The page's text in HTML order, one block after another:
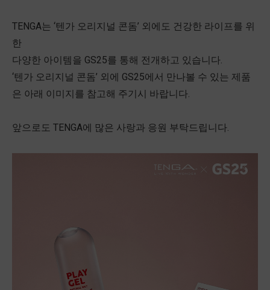
TENGA는 ‘텐가 오리지널 콘돔’ 외에도 건강한 라이프를 위
한
다양한 아이템을 GS25를 통해 전개하고 있습니다.
‘텐가 오리지널 콘돔’ 외에 GS25에서 만나볼 수 있는 제품
은 아래 이미지를 참고해 주기시 바랍니다.
앞으로도 TENGA에 많은 사랑과 응원 부탁드립니다.